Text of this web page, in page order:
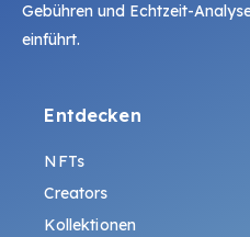
Gebühren und Echtzeit-
einführt.
Entdecken
NFTs
Creators
Kollektionen